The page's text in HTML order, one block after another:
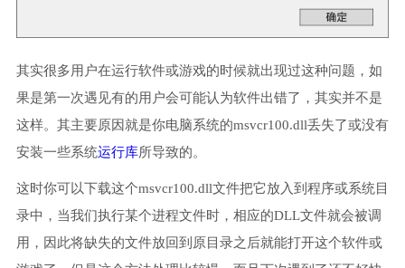
其实很多用户在运行软件或游戏的时候就出现过这种问题，如
果是第一次遇见有的用户会可能认为软件出错了，其实并不是
这样。其主要原因就是你电脑系统的msvcr100.dll丢失了或没有
安装一些系统运行库所导致的。
这时你可以下载这个msvcr100.dll文件把它放入到程序或系统目
录中，当我们执行某个进程文件时，相应的DLL文件就会被调
用，因此将缺失的文件放回到原目录之后就能打开这个软件或